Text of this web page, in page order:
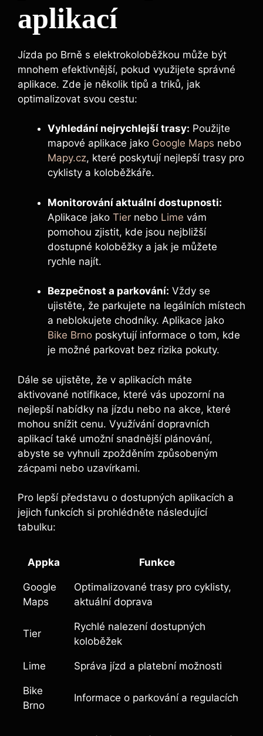
aplikací
Jízda po Brně s elektrokoloběžkou může být
mnohem efektivnější, pokud využijete správné
aplikace. Zde je několik tipů a triků, jak
optimalizovat svou cestu:
Vyhledání nejrychlejší trasy: Použijte
mapové aplikace jako Google Maps nebo
Mapy.cz, které poskytují nejlepší trasy pro
cyklisty a koloběžkáře.
Monitorování aktuální dostupnosti:
Aplikace jako Tier nebo Lime vám
pomohou zjistit, kde jsou nejbližší
dostupné koloběžky a jak je můžete
rychle najít.
Bezpečnost a parkování: Vždy se
ujistěte, že parkujete na legálních místech
a neblokujete chodníky. Aplikace jako
Bike Brno poskytují informace o tom, kde
je možné parkovat bez rizika pokuty.
Dále se ujistěte, že v aplikacích máte
aktivované notifikace, které vás upozorní na
nejlepší nabídky na jízdu nebo na akce, které
mohou snížit cenu. Využívání dopravních
aplikací také umožní snadnější plánování,
abyste se vyhnuli zpožděním způsobeným
zácpami nebo uzavírkami.
Pro lepší představu o dostupných aplikacích a
jejich funkcích si prohlédněte následující
tabulku:
Appka Funkce
Google
Maps
Optimalizované trasy pro cyklisty,
aktuální doprava
Tier
Rychlé nalezení dostupných
koloběžek
Lime Správa jízd a platební možnosti
Bike
Brno
Informace o parkování a regulacích